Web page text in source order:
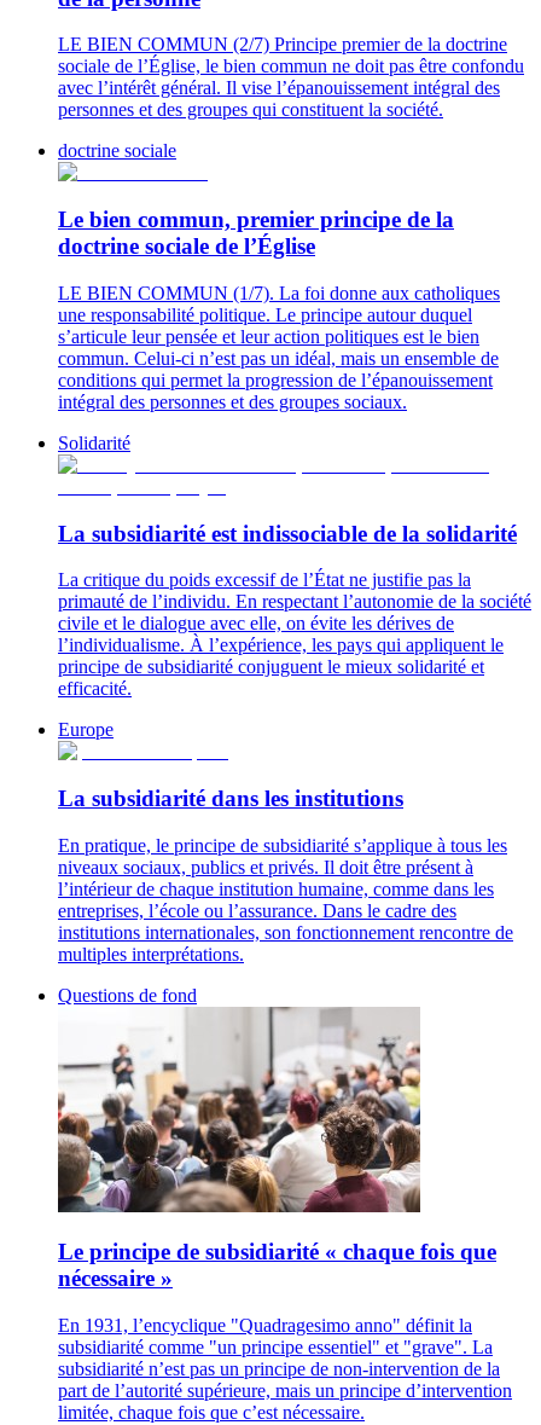
LE BIEN COMMUN (2/7) Principe premier de la doctrine
sociale de l’Église, le bien commun ne doit pas être confondu
avec l’intérêt général. Il vise l’épanouissement intégral des
personnes et des groupes qui constituent la société.
doctrine sociale
Le bien commun, premier principe de la
doctrine sociale de l’Église
LE BIEN COMMUN (1/7). La foi donne aux catholiques
une responsabilité politique. Le principe autour duquel
s’articule leur pensée et leur action politiques est le bien
commun. Celui-ci n’est pas un idéal, mais un ensemble de
conditions qui permet la progression de l’épanouissement
intégral des personnes et des groupes sociaux.
Solidarité
La subsidiarité est indissociable de la solidarité
La critique du poids excessif de l’État ne justifie pas la
primauté de l’individu. En respectant l’autonomie de la société
civile et le dialogue avec elle, on évite les dérives de
l’individualisme. À l’expérience, les pays qui appliquent le
principe de subsidiarité conjuguent le mieux solidarité et
efficacité.
Europe
La subsidiarité dans les institutions
En pratique, le principe de subsidiarité s’applique à tous les
niveaux sociaux, publics et privés. Il doit être présent à
l’intérieur de chaque institution humaine, comme dans les
entreprises, l’école ou l’assurance. Dans le cadre des
institutions internationales, son fonctionnement rencontre de
multiples interprétations.
Questions de fond
Le principe de subsidiarité « chaque fois que
nécessaire »
En 1931, l’encyclique "Quadragesimo anno" définit la
subsidiarité comme "un principe essentiel" et "grave". La
subsidiarité n’est pas un principe de non-intervention de la
part de l’autorité supérieure, mais un principe d’intervention
limitée, chaque fois que c’est nécessaire.